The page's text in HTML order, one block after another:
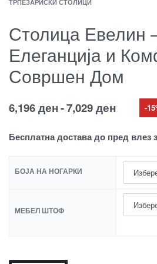
Столица Евелин
Елеганција и
Совршен Дом
6,196ден 7,029ден -
Бесплатна достава до пред влез
БОЈА НА НОГАРКИ
МЕБЕЛ ШТОФ